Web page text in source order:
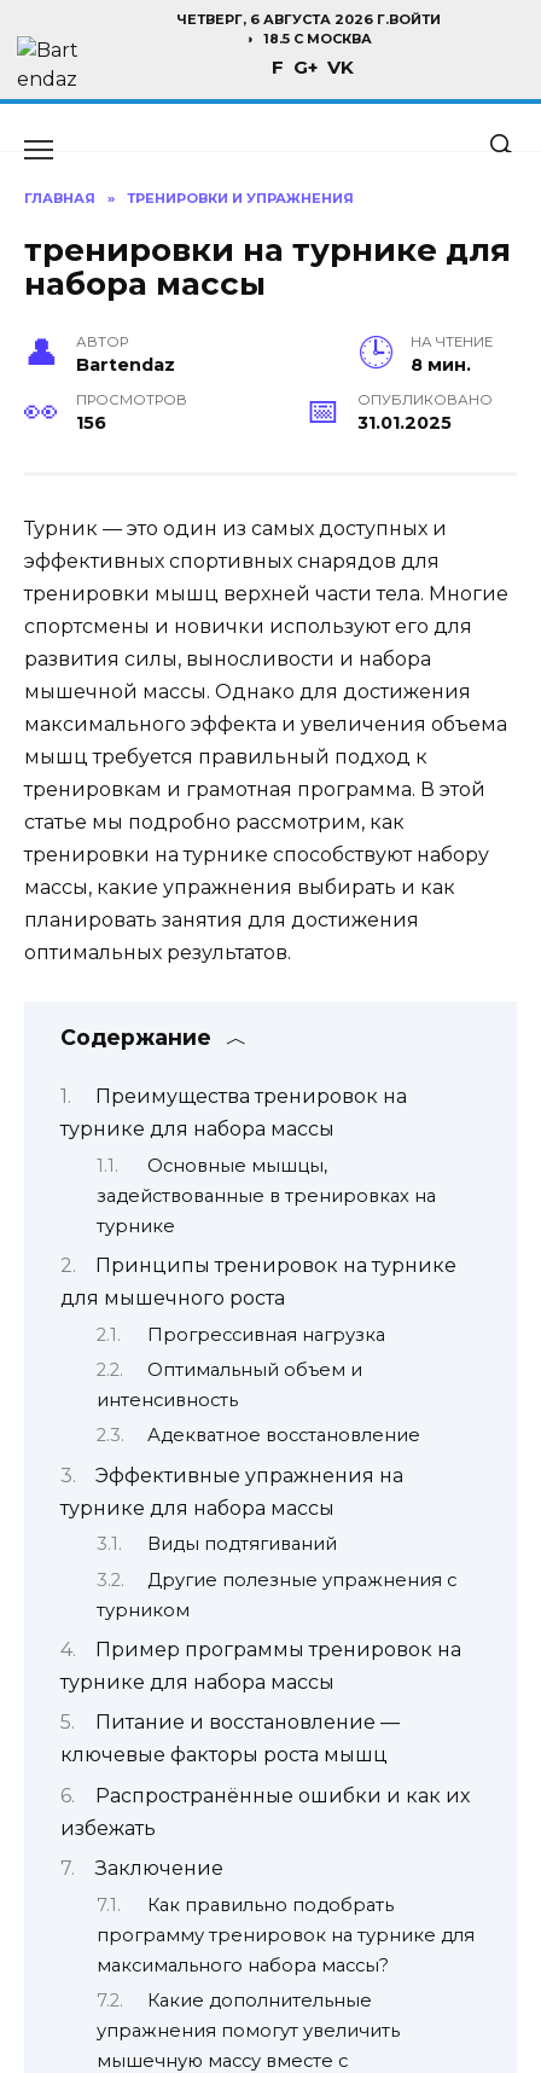
содержанию
ЧЕТВЕРГ, 6 АВГУСТА 2026 Г.ВОЙТИ
18.5 C МОСКВА
F G+ VK
ГЛАВНАЯ » ТРЕНИРОВКИ И УПРАЖНЕНИЯ
тренировки на турнике для
набора массы
АВТОР
Bartendaz
НА ЧТЕНИЕ
8 мин.
ПРОСМОТРОВ
156
ОПУБЛИКОВАНО
31.01.2025
Турник — это один из самых доступных и
эффективных спортивных снарядов для
тренировки мышц верхней части тела. Многие
спортсмены и новички используют его для
развития силы, выносливости и набора
мышечной массы. Однако для достижения
максимального эффекта и увеличения объема
мышц требуется правильный подход к
тренировкам и грамотная программа. В этой
статье мы подробно рассмотрим, как
тренировки на турнике способствуют набору
массы, какие упражнения выбирать и как
планировать занятия для достижения
оптимальных результатов.
Содержание
Преимущества тренировок на
турнике для набора массы
Основные мышцы,
задействованные в тренировках на
турнике
Принципы тренировок на турнике
для мышечного роста
Прогрессивная нагрузка
Оптимальный объем и
интенсивность
Адекватное восстановление
Эффективные упражнения на
турнике для набора массы
Виды подтягиваний
Другие полезные упражнения с
турником
Пример программы тренировок на
турнике для набора массы
Питание и восстановление —
ключевые факторы роста мышц
Распространённые ошибки и как их
избежать
Заключение
Как правильно подобрать
программу тренировок на турнике для
максимального набора массы?
Какие дополнительные
упражнения помогут увеличить
мышечную массу вместе с